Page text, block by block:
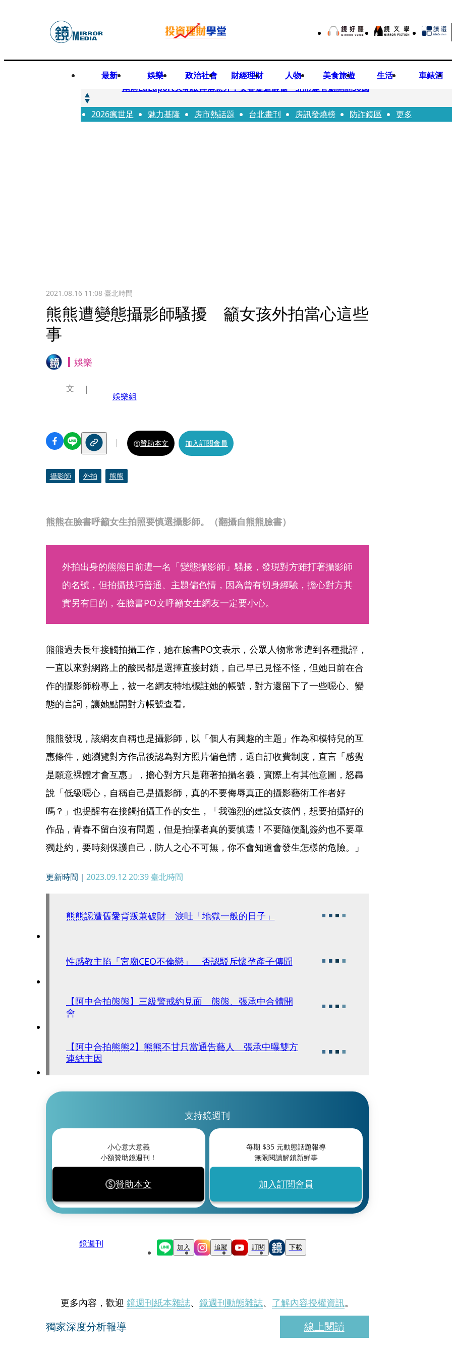
最新 娛樂 政治社會 財經理財 人物 美食旅遊 生活 車錶酒
快訊
南港LaLaport天花板掉落意外！女客疑遭砸傷 北市建管處開罰30萬
快訊
川普又出招！多晶矽產品課15%關稅12月生效 經濟部回應了
2026瘋世足 魅力基隆 房市熱話題 台北畫刊 房訊發燒榜 防詐鏡區 更多
2021.08.16 11:08臺北時間
熊熊遭變態攝影師騷擾 籲女孩外拍當心這些
事
娛樂
熊熊在臉書呼籲女生拍照要慎選攝影師。（翻攝自熊熊臉書）
文
娛樂組
贊助本文 加入訂閱會員
攝影師 外拍 熊熊
外拍出身的熊熊日前遭一名「變態攝影師」騷擾，發現對方雖打著攝影師
的名號，但拍攝技巧普通、主題偏色情，因為曾有切身經驗，擔心對方其
實另有目的，在臉書PO文呼籲女生網友一定要小心。
熊熊過去長年接觸拍攝工作，她在臉書PO文表示，公眾人物常常遭到各種批評，
一直以來對網路上的酸民都是選擇直接封鎖，自己早已見怪不怪，但她日前在合
作的攝影師粉專上，被一名網友特地標註她的帳號，對方還留下了一些噁心、變
態的言詞，讓她點開對方帳號查看。
熊熊發現，該網友自稱也是攝影師，以「個人有興趣的主題」作為和模特兒的互
惠條件，她瀏覽對方作品後認為對方照片偏色情，還自訂收費制度，直言「感覺
是願意裸體才會互惠」，擔心對方只是藉著拍攝名義，實際上有其他意圖，怒轟
說「低級噁心，自稱自己是攝影師，真的不要侮辱真正的攝影藝術工作者好
嗎？」也提醒有在接觸拍攝工作的女生，「我強烈的建議女孩們，想要拍攝好的
作品，青春不留白沒有問題，但是拍攝者真的要慎選！不要隨便亂簽約也不要單
獨赴約，要時刻保護自己，防人之心不可無，你不會知道會發生怎樣的危險。」
更新時間｜ 2023.09.12 20:39臺北時間
熊熊認遭舊愛背叛兼破財 淚吐「地獄一般的日子」
性感教主陷「宮廟CEO不倫戀」 否認駁斥懷孕產子傳聞
【阿中合拍熊熊】三級警戒約見面 熊熊、張承中合體開
會
【阿中合拍熊熊2】熊熊不甘只當通告藝人 張承中曝雙方
連結主因
支持鏡週刊
小心意大意義
小額贊助鏡週刊！
贊助本文
每期 $35元動態話題報導
無限閱讀解鎖新鮮事
加入訂閱會員
鏡週刊 加入 追蹤 訂閱 下載
更多內容，歡迎 鏡週刊紙本雜誌、 鏡週刊動態雜誌、 了解內容授權資訊。
獨家深度分析報導 線上閱讀